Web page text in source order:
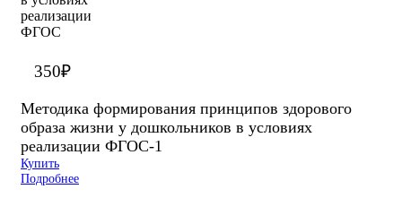
350₽
Методика формирования принципов здорового
образа жизни у дошкольников в условиях
реализации ФГОС-1
Купить
Подробнее